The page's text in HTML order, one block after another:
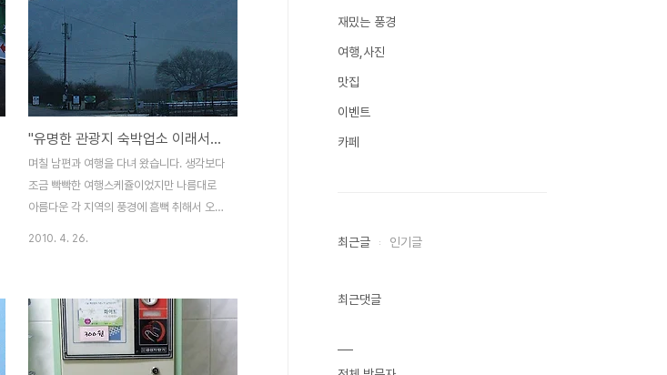
"유명한 관광지 숙박업소 이래서야!" ㅡ.ㅡ'
며칠 남편과 여행을 다녀 왔습니다. 생각보다
조금 빡빡한 여행스케쥴이었지만 나름대로
아름다운 각 지역의 풍경에 흠뻑 취해서 오는
풍경을 찍기위해 우린 부근에서 숙박을 하기
로 했습니다. 산골짜기치이지만 나름대로 모
텔이 군데 군데 있더군요. 나름대로 다행이라
2010. 4. 26.
재밌는 풍경
여행,사진
맛집
이벤트
카페
최근글 인기글
최근댓글